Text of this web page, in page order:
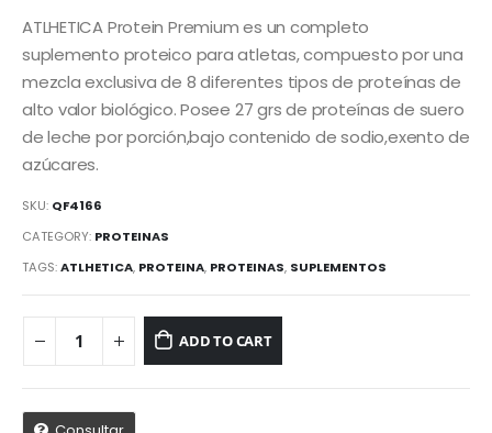
ATLHETICA Protein Premium es un completo
suplemento proteico para atletas, compuesto por una
mezcla exclusiva de 8 diferentes tipos de proteínas de
alto valor biológico. Posee 27 grs de proteínas de suero
de leche por porción,bajo contenido de sodio,exento de
azúcares.
SKU: QF4166
CATEGORY: PROTEINAS
TAGS:ATLHETICA, PROTEINA, PROTEINAS, SUPLEMENTOS
ADD TO CART